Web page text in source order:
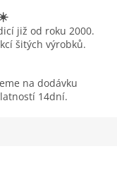
již od roku 2000.
šitých výrobků.
na dodávku
14dní.